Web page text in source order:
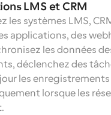
LMS et CRM
les systèmes LMS,
applications, des
les données
déclenchez des
les enregistrements
lorsque les